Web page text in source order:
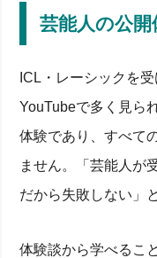
芸能人の公
ICL・レーシックを
YouTubeで多く見ら
体験であり、すべて
ません。「芸能人が
だから失敗しない」
体験談から学べるこ